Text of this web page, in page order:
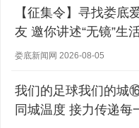
【征集令】寻找娄底
友 邀你讲述“无镜”生
娄底新闻网 2026-08-05
我们的足球我们的城
同城温度 接力传递每